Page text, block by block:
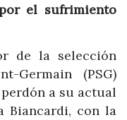
el sufrimiento
de la selección
Germain (PSG)
a su actual
Biancardi, con la